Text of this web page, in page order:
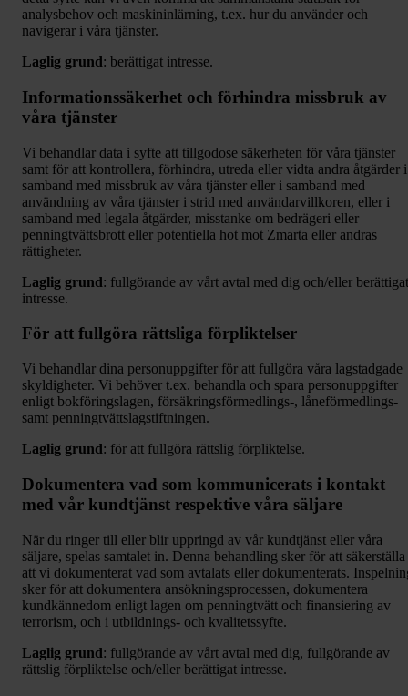
analysbehov och maskininlärning, t.ex. hur du använder och
navigerar i våra tjänster.
Laglig grund: berättigat intresse.
Informationssäkerhet och förhindra missbruk av
våra tjänster
Vi behandlar data i syfte att tillgodose säkerheten för våra tjänster
samt för att kontrollera, förhindra, utreda eller vidta andra åtgärder i
samband med missbruk av våra tjänster eller i samband med
användning av våra tjänster i strid med användarvillkoren, eller i
samband med legala åtgärder, misstanke om bedrägeri eller
penningtvättsbrott eller potentiella hot mot Zmarta eller andras
rättigheter.
Laglig grund: fullgörande av vårt avtal med dig och/eller berättigat
intresse.
För att fullgöra rättsliga förpliktelser
Vi behandlar dina personuppgifter för att fullgöra våra lagstadgade
skyldigheter. Vi behöver t.ex. behandla och spara personuppgifter
enligt bokföringslagen, försäkringsförmedlings-, låneförmedlings-
samt penningtvättslagstiftningen.
Laglig grund: för att fullgöra rättslig förpliktelse.
Dokumentera vad som kommunicerats i kontakt
med vår kundtjänst respektive våra säljare
När du ringer till eller blir uppringd av vår kundtjänst eller våra
säljare, spelas samtalet in. Denna behandling sker för att säkerställa
att vi dokumenterat vad som avtalats eller dokumenterats.
sker för att dokumentera ansökningsprocessen, dokumentera
kundkännedom enligt lagen om penningtvätt och finansiering av
terrorism, och i utbildnings- och kvalitetssyfte.
Laglig grund: fullgörande av vårt avtal med dig, fullgörande av
rättslig förpliktelse och/eller berättigat intresse.